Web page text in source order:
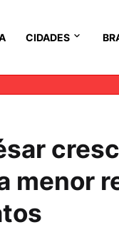
CIDADES
menor